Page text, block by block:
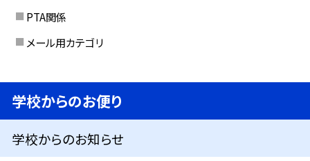
PTA関係
メール用カテゴリ
学校からのお便り
学校からのお知らせ